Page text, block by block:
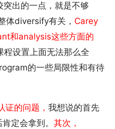
出的一点，就是不够
体diversify有关， Carey
和analysis这些方面的
程设置上面无法那么全
的一些局限性和有待
证的问题， 我想说的首先
定会拿到。 其次，